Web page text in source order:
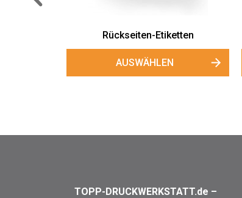
Neutrale Rückseitenetiketten
AUSWÄHLEN
TOPP-DRUCKWERKSTATT.de –